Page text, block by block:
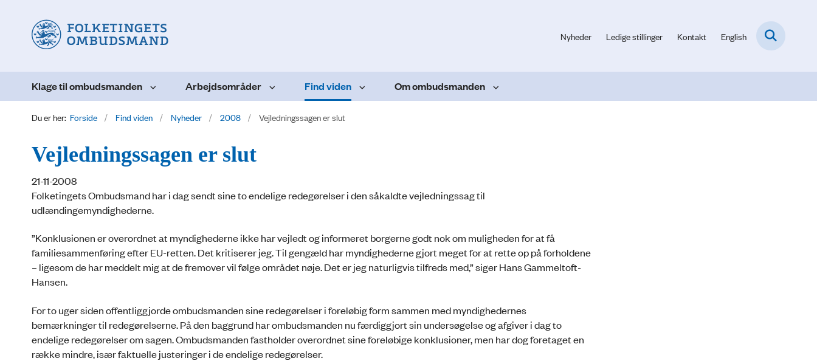
Nyheder Ledige stillinger Kontakt English
Klage til ombudsmanden Arbejdsområder Find viden Om ombudsmanden
Du er her: Forside Find viden Nyheder 2008 Vejledningssagen er slut
Vejledningssagen er slut
21-11-2008
Folketingets Ombudsmand har i dag sendt sine to endelige redegørelser i den såkaldte vejledningssag til
udlændingemyndighederne.
”Konklusionen er overordnet at myndighederne ikke har vejledt og informeret borgerne godt nok om muligheden for at få
familiesammenføring efter EU-retten. Det kritiserer jeg. Til gengæld har myndighederne gjort meget for at rette op på forholdene
– ligesom de har meddelt mig at de fremover vil følge området nøje. Det er jeg naturligvis tilfreds med,” siger Hans Gammeltoft-
Hansen.
For to uger siden offentliggjorde ombudsmanden sine redegørelser i foreløbig form sammen med myndighedernes
bemærkninger til redegørelserne. På den baggrund har ombudsmanden nu færdiggjort sin undersøgelse og afgiver i dag to
endelige redegørelser om sagen. Ombudsmanden fastholder overordnet sine foreløbige konklusioner, men har dog foretaget en
række mindre, især faktuelle justeringer i de endelige redegørelser.